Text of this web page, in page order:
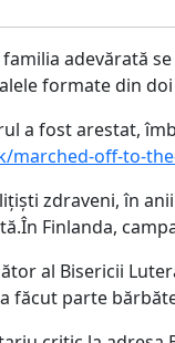
adevărată
formate din
a fost arestat,
marched-off-to-
zdraveni, în
Finlanda,
al Bisericii
parte